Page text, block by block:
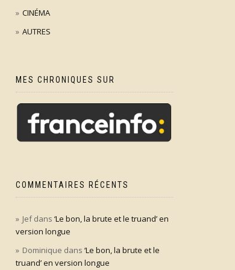
CINÉMA
AUTRES
MES CHRONIQUES SUR
COMMENTAIRES RÉCENTS
Jefdans ‘Le bon, la brute et le truand’ en
version longue
Dominique dans ‘Le bon, la brute et le
truand’ en version longue